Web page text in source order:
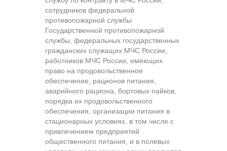
сотрудников федеральной
противопожарной службы
Государственной противопожарной
службы, федеральных государственных
гражданских служащих МЧС России,
работников МЧС России, имеющих
право на продовольственное
обеспечение, рационов питания,
аварийного рациона, бортовых пайков,
порядка их продовольственного
обеспечения, организации питания в
стационарных условиях, в том числе с
привлечением предприятий
общественного питания, и в полевых